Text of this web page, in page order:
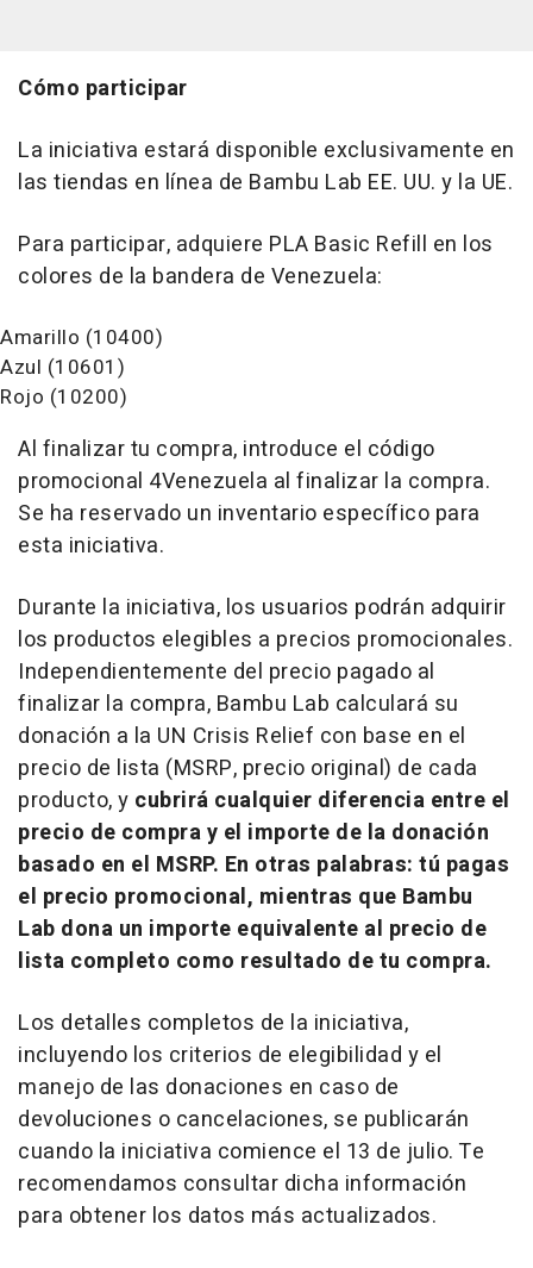
Cómo participar
La iniciativa estará disponible exclusivamente en
las tiendas en línea de Bambu Lab EE. UU. y la UE.
Para participar, adquiere PLA Basic Refill en los
colores de la bandera de Venezuela:
Amarillo (10400)
Azul (10601)
Rojo (10200)
Al finalizar tu compra, introduce el código
promocional 4Venezuela al finalizar la compra.
Se ha reservado un inventario específico para
esta iniciativa.
Durante la iniciativa, los usuarios podrán adquirir
los productos elegibles a precios promocionales.
Independientemente del precio pagado al
finalizar la compra, Bambu Lab calculará su
donación a la UN Crisis Relief con base en el
precio de lista (MSRP, precio original) de cada
producto, y cubrirá cualquier diferencia entre el
precio de compra y el importe de la donación
basado en el MSRP. En otras palabras: tú pagas
el precio promocional, mientras que Bambu
Lab dona un importe equivalente al precio de
lista completo como resultado de tu compra.
Los detalles completos de la iniciativa,
incluyendo los criterios de elegibilidad y el
manejo de las donaciones en caso de
devoluciones o cancelaciones, se publicarán
cuando la iniciativa comience el 13 de julio. Te
recomendamos consultar dicha información
para obtener los datos más actualizados.